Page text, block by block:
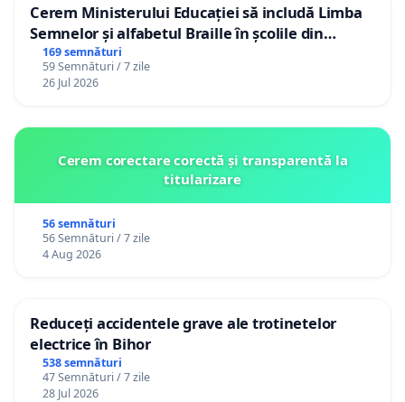
Cerem Ministerului Educației să includă Limba
Semnelor și alfabetul Braille în școlile din
Republica Moldova!
169 semnături
59 Semnături / 7 zile
26 Jul 2026
Cerem corectare corectă și transparentă la
titularizare
56 semnături
56 Semnături / 7 zile
4 Aug 2026
Reduceți accidentele grave ale trotinetelor
electrice în Bihor
538 semnături
47 Semnături / 7 zile
28 Jul 2026